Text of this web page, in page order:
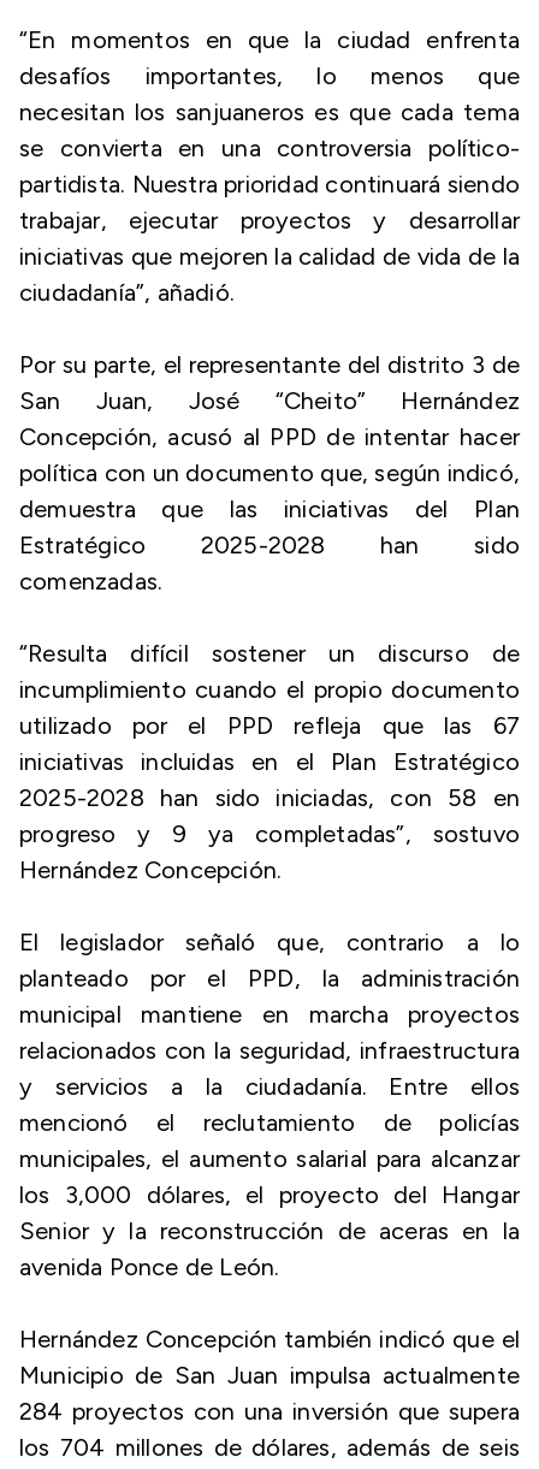
“En momentos en que la ciudad enfrenta
desafíos importantes, lo menos que
necesitan los sanjuaneros es que cada tema
se convierta en una controversia político-
partidista. Nuestra prioridad continuará siendo
trabajar, ejecutar proyectos y desarrollar
iniciativas que mejoren la calidad de vida de la
ciudadanía”, añadió.
Por su parte, el representante del distrito 3 de
San Juan, José “Cheito” Hernández
Concepción, acusó al PPD de intentar hacer
política con un documento que, según indicó,
demuestra que las iniciativas del Plan
Estratégico 2025-2028 han sido
comenzadas.
“Resulta difícil sostener un discurso de
incumplimiento cuando el propio documento
utilizado por el PPD refleja que las 67
iniciativas incluidas en el Plan Estratégico
2025-2028 han sido iniciadas, con 58 en
progreso y 9 ya completadas”, sostuvo
Hernández Concepción.
El legislador señaló que, contrario a lo
planteado por el PPD, la administración
municipal mantiene en marcha proyectos
relacionados con la seguridad, infraestructura
y servicios a la ciudadanía. Entre ellos
mencionó el reclutamiento de policías
municipales, el aumento salarial para alcanzar
los 3,000 dólares, el proyecto del Hangar
Senior y la reconstrucción de aceras en la
avenida Ponce de León.
Hernández Concepción también indicó que el
Municipio de San Juan impulsa actualmente
284 proyectos con una inversión que supera
los 704 millones de dólares, además de seis